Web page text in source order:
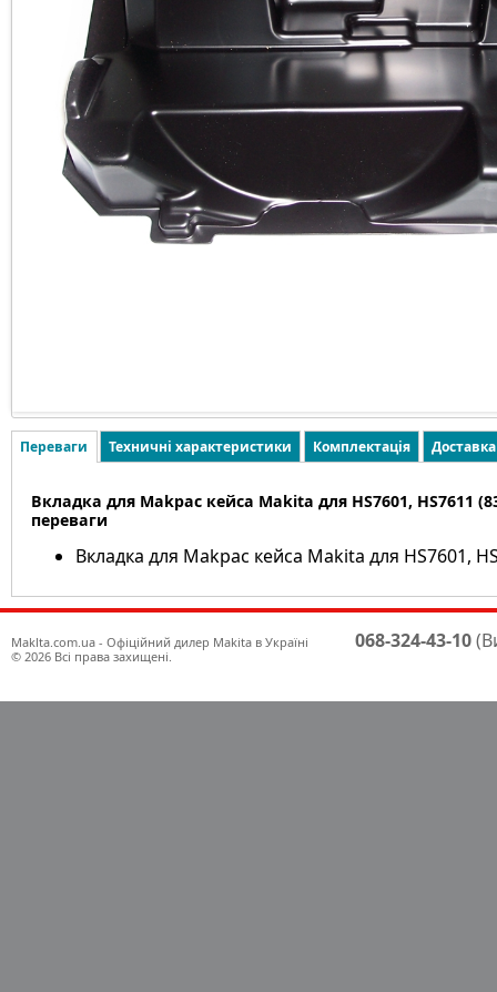
Переваги Техничні характеристики Комплектація
Вкладка для Makpac кейса Makita для HS7601, HS7611
переваги
Вкладка для Makpac кейса Makita для HS7601,
Maklta.com.ua - Офіційний дилер Makita в Україні
© 2026 Всі права захищені.
068-324-43-10